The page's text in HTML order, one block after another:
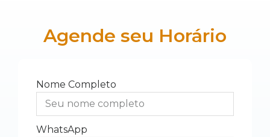
Agende seu Horário
Nome Completo
WhatsApp